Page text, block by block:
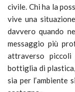
civile. Chi ha la
vive una
davvero quando
messaggio più
attraverso
bottiglia di
sia per l’ambiente